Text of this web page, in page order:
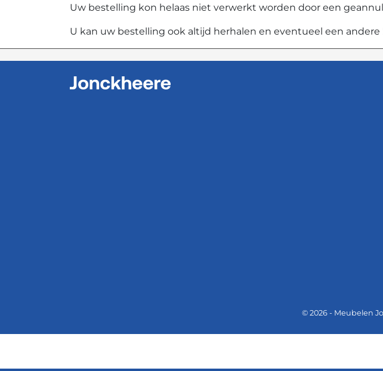
Uw bestelling kon helaas niet verwerkt worden door een
U kan uw bestelling ook altijd herhalen en eventueel een
© 2026 - Meubelen